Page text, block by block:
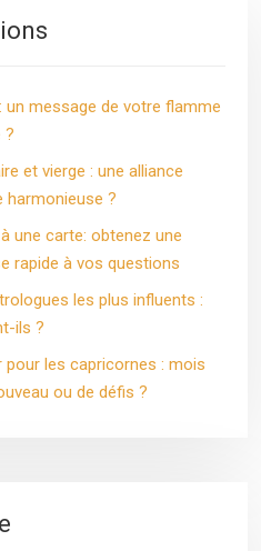
un message de votre flamme
?
et vierge : une alliance
harmonieuse ?
une carte: obtenez une
rapide à vos questions
les plus influents :
ils ?
pour les capricornes : mois
ou de défis ?